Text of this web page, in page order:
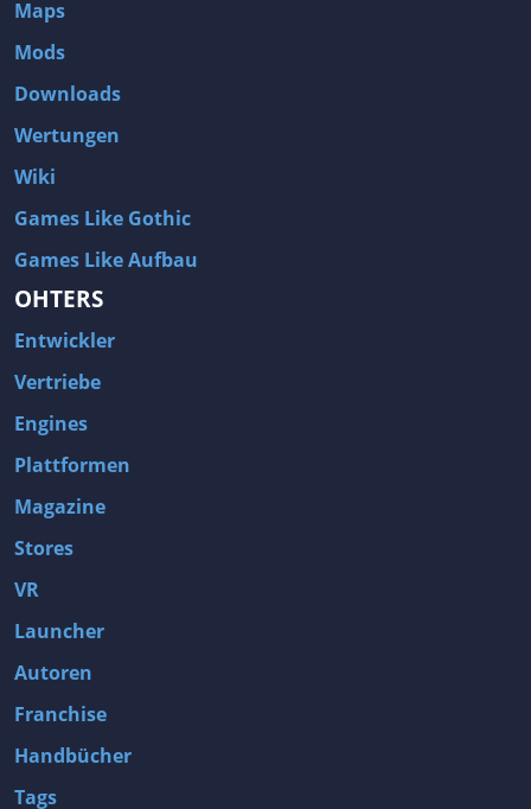
Maps
Mods
Downloads
Wertungen
Wiki
Games Like Gothic
Games Like Aufbau
OHTERS
Entwickler
Vertriebe
Engines
Plattformen
Magazine
Stores
VR
Launcher
Autoren
Franchise
Handbücher
Tags